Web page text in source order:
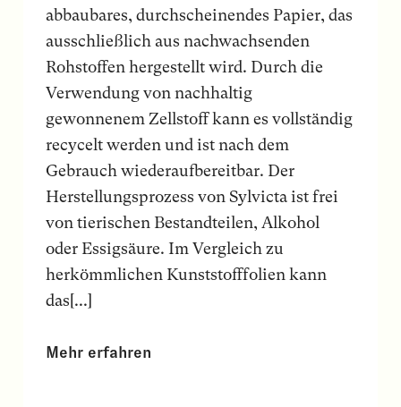
abbaubares, durchscheinendes Papier, das
ausschließlich aus nachwachsenden
Rohstoffen hergestellt wird. Durch die
Verwendung von nachhaltig
gewonnenem Zellstoff kann es vollständig
recycelt werden und ist nach dem
Gebrauch wiederaufbereitbar. Der
Herstellungsprozess von Sylvicta ist frei
von tierischen Bestandteilen, Alkohol
oder Essigsäure. Im Vergleich zu
herkömmlichen Kunststofffolien kann
das[...]
Mehr erfahren